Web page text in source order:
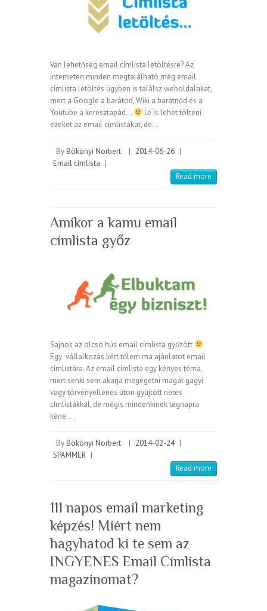
Van lehetőség email címlista letöltésre? Az
interneten minden megtalálható még email
címlista letöltés ügyben is találsz weboldalakat,
mert a Google a barátod, Wiki a barátnőd és a
Youtube a keresztapád…
Le is lehet tölteni
ezeket az email címlistákat, de…
By Bökönyi Norbert | 2014-06-26 |
Email címlista |
Read more
Amikor a kamu email
címlista győz
Sajnos az olcsó hús email címlista győzött
Egy vállalkozás kért tőlem ma ajánlatot email
címlistára. Az email címlista egy kényes téma,
mert senki sem akarja megégetni magát gagyi
vagy törvényellenes úton gyűjtött netes
címlistákkal, de mégis mindenkinek tegnapra
kéne.…
By Bökönyi Norbert | 2014-02-24 |
SPAMMER |
Read more
111 napos email marketing
képzés! Miért nem
hagyhatod ki te sem az
INGYENES Email Címlista
magazinomat?